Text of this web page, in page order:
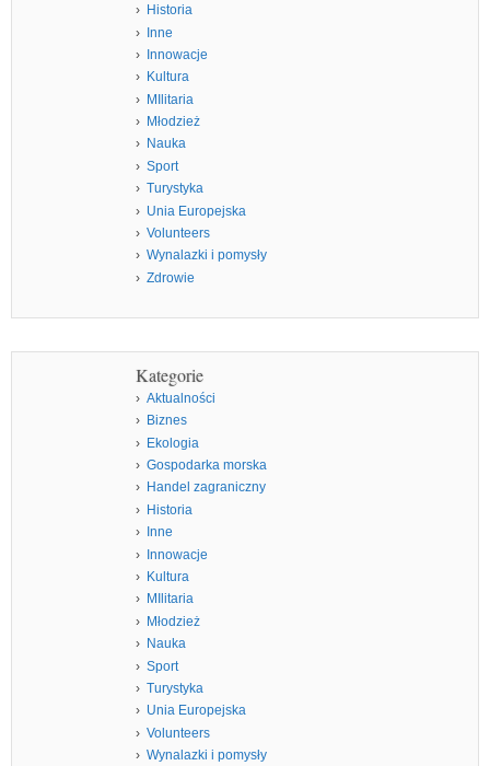
Historia
Inne
Innowacje
Kultura
MIlitaria
Młodzież
Nauka
Sport
Turystyka
Unia Europejska
Volunteers
Wynalazki i pomysły
Zdrowie
Kategorie
Aktualności
Biznes
Ekologia
Gospodarka morska
Handel zagraniczny
Historia
Inne
Innowacje
Kultura
MIlitaria
Młodzież
Nauka
Sport
Turystyka
Unia Europejska
Volunteers
Wynalazki i pomysły